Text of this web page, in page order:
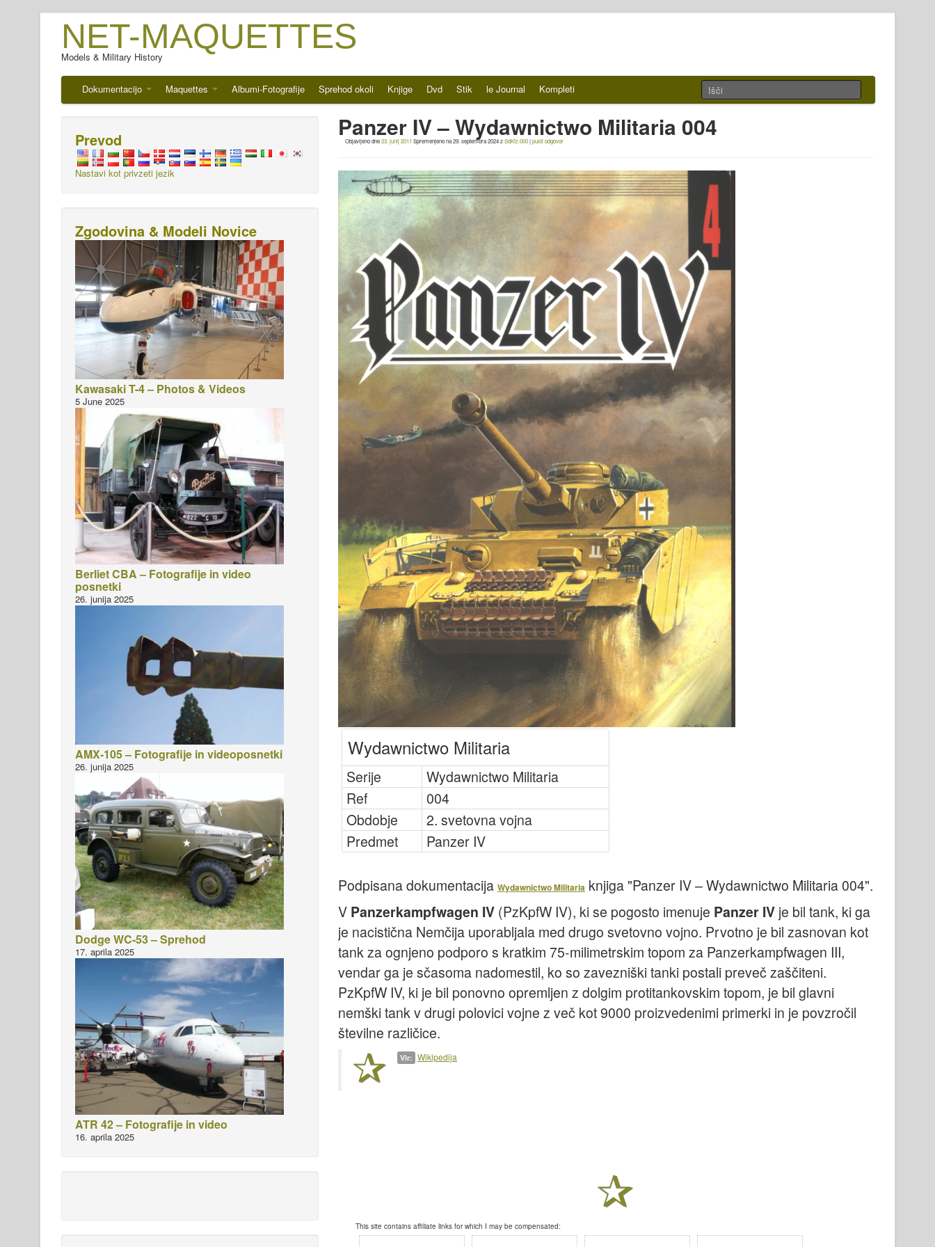
NET-MAQUETTES
Models & Military History
Dokumentacijo Maquettes Albumi-Fotografije Sprehod okoli Knjige Dvd Stik le Journal Kompleti
Panzer IV – Wydawnictwo Militaria 004
Objavljeno dne23. junij 2011 Spremenjeno na29. septembra 2024zSdKfz.000|pusti odgovor
Wydawnictwo Militaria
Serije
Wydawnictwo Militaria
Ref
004
Obdobje
2. svetovna vojna
Predmet
Panzer IV
Podpisana dokumentacija Wydawnictwo Militaria knjiga "Panzer IV – Wydawnictwo Militaria 004".
V Panzerkampfwagen IV (PzKpfW IV), ki se pogosto imenuje Panzer IV je bil tank, ki ga
je nacistična Nemčija uporabljala med drugo svetovno vojno. Prvotno je bil zasnovan kot
tank za ognjeno podporo s kratkim 75-milimetrskim topom za Panzerkampfwagen III,
vendar ga je sčasoma nadomestil, ko so zavezniški tanki postali preveč zaščiteni.
PzKpfW IV, ki je bil ponovno opremljen z dolgim protitankovskim topom, je bil glavni
nemški tank v drugi polovici vojne z več kot 9000 proizvedenimi primerki in je povzročil
številne različice.
Vir: Wikipedija
This site contains affiliate links for which I may be compensated:
Prevod
Nastavi kot privzeti jezik
Zgodovina & Modeli Novice
Kawasaki T-4 – Photos & Videos
5 June 2025
Berliet CBA – Fotografije in video
posnetki
26. junija 2025
AMX-105 – Fotografije in videoposnetki
26. junija 2025
Dodge WC-53 – Sprehod
17. aprila 2025
ATR 42 – Fotografije in video
16. aprila 2025